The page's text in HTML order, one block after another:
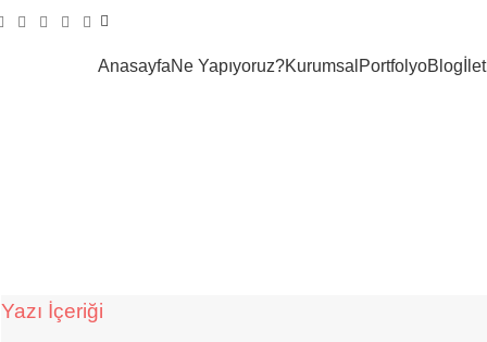
AnasayfaNe Yapıyoruz?Kurumsal PortfolyoBlog
Yazı İçeriği